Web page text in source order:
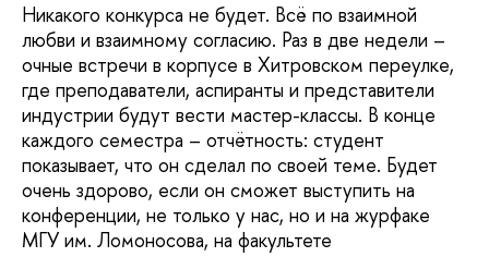
Никакого конкурса не будет. Всё по взаимной
любви и взаимному согласию. Раз в две недели –
очные встречи в корпусе в Хитровском переулке,
где преподаватели, аспиранты и представители
индустрии будут вести мастер-классы. В конце
каждого семестра – отчётность: студент
показывает, что он сделал по своей теме. Будет
очень здорово, если он сможет выступить на
конференции, не только у нас, но и на журфаке
МГУ им. Ломоносова, на факультете